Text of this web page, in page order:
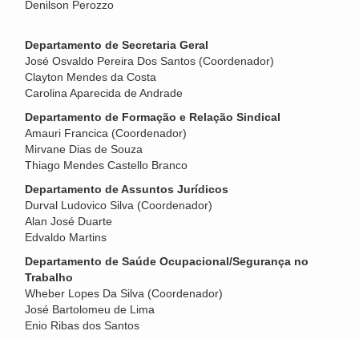
Denilson Perozzo
Departamento de Secretaria Geral
José Osvaldo Pereira Dos Santos (Coordenador)
Clayton Mendes da Costa
Carolina Aparecida de Andrade
Departamento de Formação e Relação Sindical
Amauri Francica (Coordenador)
Mirvane Dias de Souza
Thiago Mendes Castello Branco
Departamento de Assuntos Jurídicos
Durval Ludovico Silva (Coordenador)
Alan José Duarte
Edvaldo Martins
Departamento de Saúde Ocupacional/Segurança no
Trabalho
Wheber Lopes Da Silva (Coordenador)
José Bartolomeu de Lima
Enio Ribas dos Santos